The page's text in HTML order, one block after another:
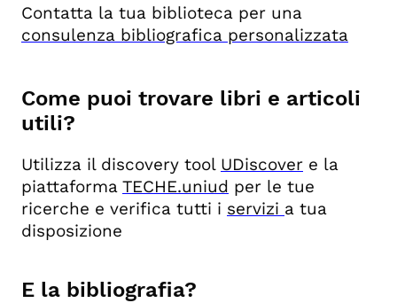
Contatta la tua biblioteca per una
consulenza bibliografica personalizzata
Come puoi trovare libri e articoli
utili?
Utilizza il discovery tool UDiscover e la
piattaforma TECHE.uniud per le tue
ricerche e verifica tutti i servizi a tua
disposizione
E la bibliografia?